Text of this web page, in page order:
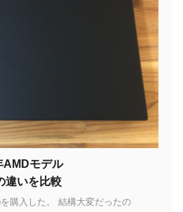
AMDモデル
違いを比較
購入した。 結構大変だったの